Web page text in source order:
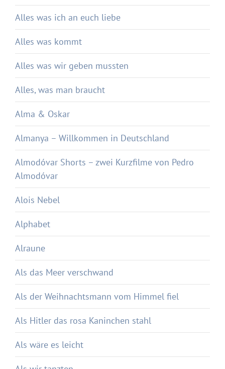
Alles was ich an euch liebe
Alles was kommt
Alles was wir geben mussten
Alles, was man braucht
Alma & Oskar
Almanya – Willkommen in Deutschland
Almodóvar Shorts – zwei Kurzfilme von Pedro
Almodóvar
Alois Nebel
Alphabet
Alraune
Als das Meer verschwand
Als der Weihnachtsmann vom Himmel fiel
Als Hitler das rosa Kaninchen stahl
Als wäre es leicht